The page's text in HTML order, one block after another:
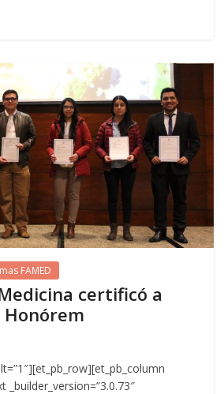
FAMED
certificó a
Honórem
_builder_version=”3.0.73″